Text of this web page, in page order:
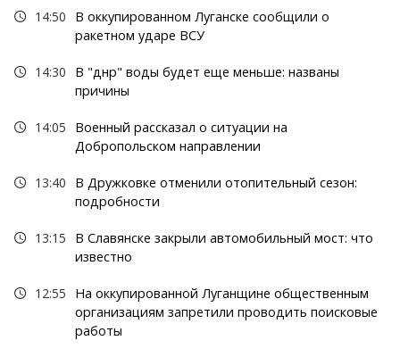
14:50
В оккупированном Луганске сообщили о
ракетном ударе ВСУ
14:30
В "днр" воды будет еще меньше: названы
причины
14:05
Военный рассказал о ситуации на
Добропольском направлении
13:40
В Дружковке отменили отопительный сезон:
подробности
13:15
В Славянске закрыли автомобильный мост: что
известно
12:55
На оккупированной Луганщине общественным
организациям запретили проводить поисковые
работы